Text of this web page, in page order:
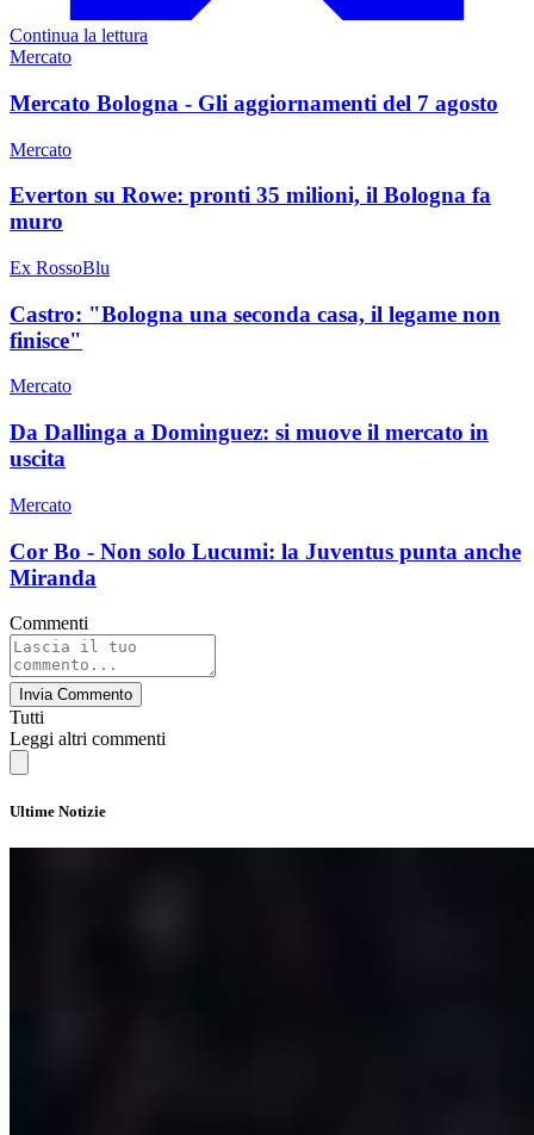
Continua la lettura
Mercato
Mercato Bologna - Gli aggiornamenti del 7 agosto
Mercato
Everton su Rowe: pronti 35 milioni, il Bologna fa
muro
Ex RossoBlu
Castro: "Bologna una seconda casa, il legame non
finisce"
Mercato
Da Dallinga a Dominguez: si muove il mercato in
uscita
Mercato
Cor Bo - Non solo Lucumi: la Juventus punta anche
Miranda
Commenti
Invia Commento
Tutti
Leggi altri commenti
Ultime Notizie